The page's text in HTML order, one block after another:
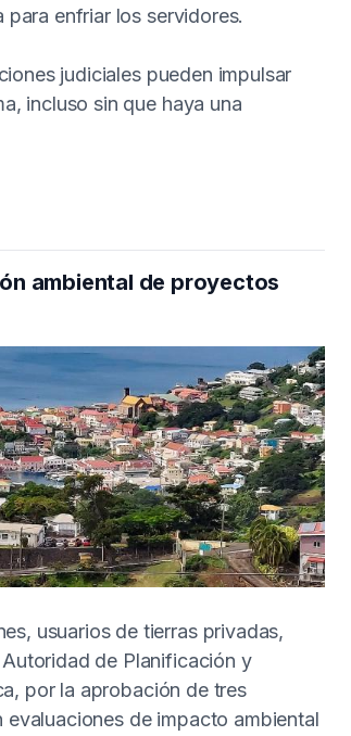
enfriar los servidores.
judiciales pueden impulsar
incluso sin que haya una
ambiental de proyectos
usuarios de tierras privadas,
de Planificación y
por la aprobación de tres
de impacto ambiental